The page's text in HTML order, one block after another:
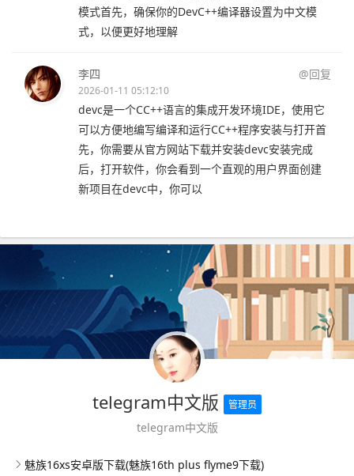
模式首先，确保你的DevC++编译器设置为中文模
式，以便更好地理解
李四 @回复
2026-01-11 05:12:10
devc是一个CC++语言的集成开发环境IDE，使用它
可以方便地编写编译和运行CC++程序安装与打开首
先，你需要从官方网站下载并安装devc安装完成
后，打开软件，你会看到一个直观的用户界面创建
新项目在devc中，你可以
telegram中文版 管理员
telegram中文版
魅族16xs安卓版下载(魅族16th plus flyme9下载)